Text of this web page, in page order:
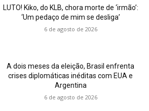
LUTO! Kiko, do KLB, chora morte de ‘irmão’:
‘Um pedaço de mim se desliga’
6 de agosto de 2026
A dois meses da eleição, Brasil enfrenta
crises diplomáticas inéditas com EUA e
Argentina
6 de agosto de 2026